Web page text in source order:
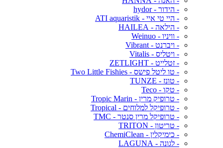
- הידור - hydor
- היי טי איי - ATI aquaristik
- הילאה - HAILEA
- וויניו - Weinuo
- ויברנט - Vibrant
- ויטליס - Vitalis
- זטלייט - ZETLIGHT
- טו ליטל פישס - Two Little Fishies
- טונז - TUNZE
- טקו - Teco
- טרופיק מרין - Tropic Marin
- טרופיקל למלוחים - Tropical
- טרופיקל מרין סנטר - TMC
- טריטון - TRITON
- כימיקלין - ChemiClean
- לגונה - LAGUNA